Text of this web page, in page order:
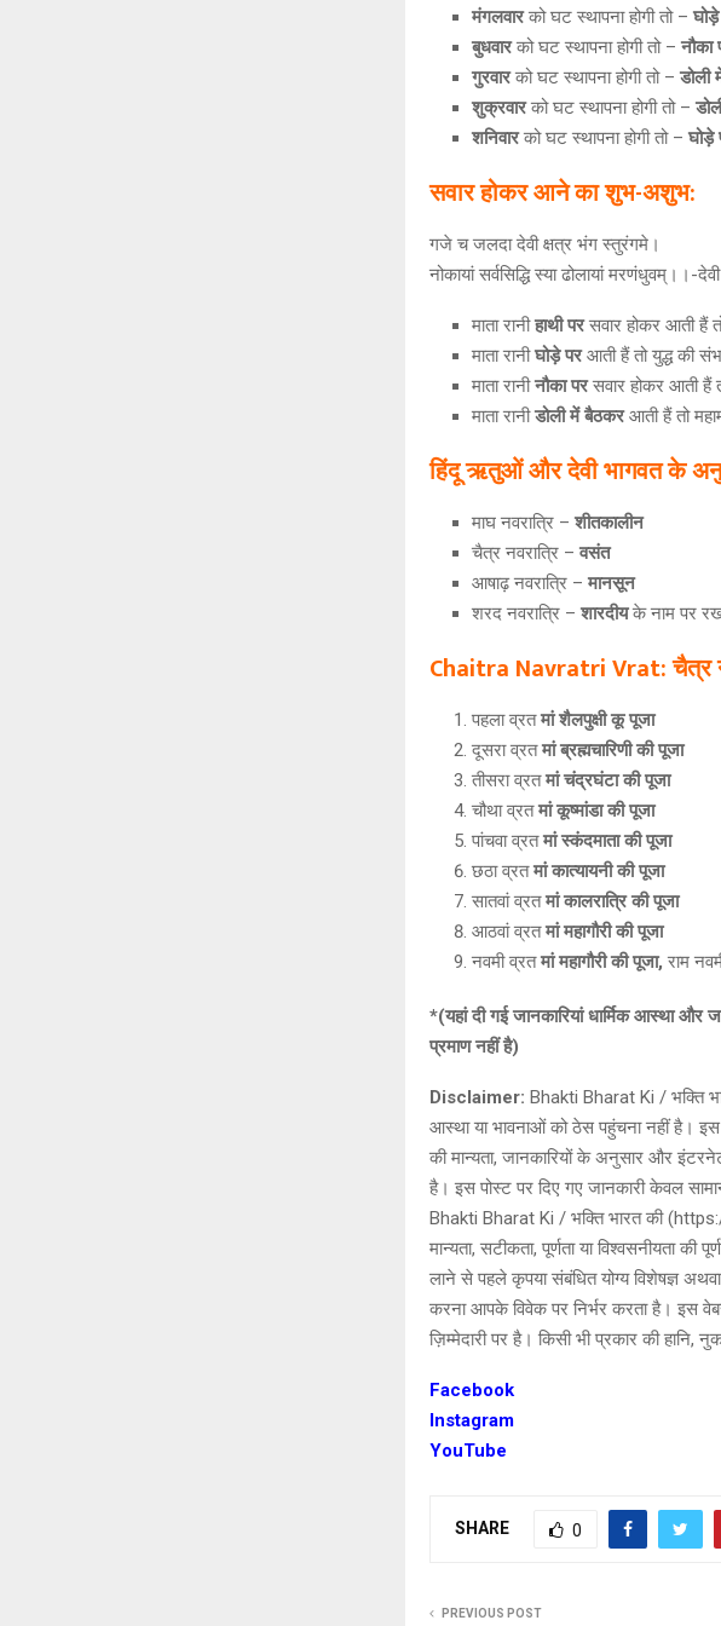
मंगलवारको घट स्थापना होगी तो –
बुधवारको घट स्थापना होगी तो – नौका
गुरवारको घट स्थापना होगी तो – डोली
शुक्रवारको घट स्थापना होगी तो –
शनिवारको घट स्थापना होगी तो – घोड़े
सवार होकर आने का शुभ-अशुभ:
गजे च जलदा देवी क्षत्र भंग स्तुरंगमे।
नोकायां सर्वसिद्धि स्या ढोलायां मरणंधुवम्।।-
माता रानीहाथी परसवार होकर आती हैं
माता रानीघोड़े परआती हैं तो युद्ध की
माता रानीनौका परसवार होकर आती हैं
माता रानीडोली में बैठकरआती हैं तो
हिंदू ऋतुओंऔरदेवी भागवत के
माघ नवरात्रि – शीतकालीन
चैत्र नवरात्रि – वसंत
आषाढ़ नवरात्रि – मानसून
शरद नवरात्रि – शारदीयके नाम पर
Chaitra Navratri Vrat:चैत्र
पहला व्रतमां शैलपुक्षी कू पूजा
दूसरा व्रतमां ब्रह्मचारिणी की पूजा
तीसरा व्रतमां चंद्रघंटा की पूजा
चौथा व्रतमां कूष्मांडा की पूजा
पांचवा व्रतमां स्कंदमाता की पूजा
छठा व्रतमां कात्यायनी की पूजा
सातवां व्रतमां कालरात्रि की पूजा
आठवां व्रतमां महागौरी की पूजा
नवमी व्रतमां महागौरी की पूजा, राम
*(यहां दी गई जानकारियां धार्मिक आस्था और
प्रमाण नहीं है)
Disclaimer: Bhakti Bharat Ki / भक्ति
आस्था या भावनाओं को ठेस पहुंचना नहीं है। इस
की मान्यता, जानकारियों के अनुसार और
है। इस पोस्ट पर दिए गए जानकारी केवल
Bhakti Bharat Ki / भक्ति भारत की
मान्यता, सटीकता, पूर्णता या विश्वसनीयता की
लाने से पहले कृपया संबंधित योग्य विशेषज्ञ
करना आपके विवेक पर निर्भर करता है। इस
ज़िम्मेदारी पर है। किसी भी प्रकार की हानि,
Facebook
Instagram
YouTube
SHARE 0
PREVIOUS POST